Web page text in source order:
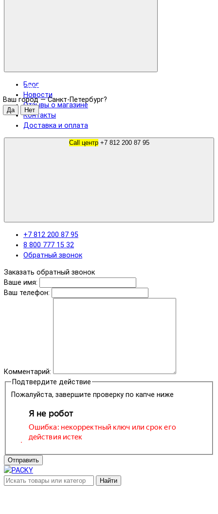
Санкт-Петербург
Ваш город —Санкт-Петербург?
Блог
Новости
Отзывы о магазине
Контакты
Доставка и оплата
Call центр +7 812 200 87 95
+7 812 200 87 95
8 800 777 15 32
Обратный звонок
Заказать обратный звонок
Ваше имя:
Ваш телефон:
Комментарий:
Подтвердите действие
Пожалуйста, завершите проверку по капче ниже
Отправить
Найти